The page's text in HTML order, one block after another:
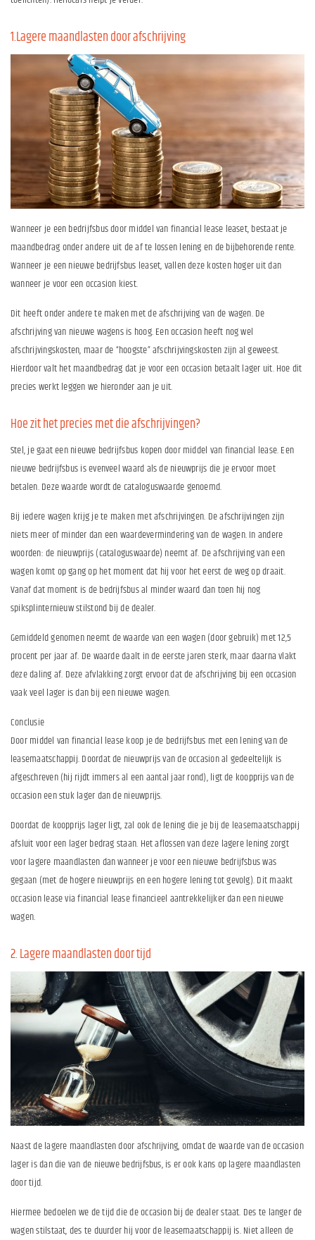
1.Lagere maandlasten door afschrijving
Wanneer je een bedrijfsbus door middel van financial lease leaset, bestaat je
maandbedrag onder andere uit de af te lossen lening en de bijbehorende rente.
Wanneer je een nieuwe bedrijfsbus leaset, vallen deze kosten hoger uit dan
wanneer je voor een occasion kiest.
Dit heeft onder andere te maken met de afschrijving van de wagen. De
afschrijving van nieuwe wagens is hoog. Een occasion heeft nog wel
afschrijvingskosten, maar de “hoogste” afschrijvingskosten zijn al geweest.
Hierdoor valt het maandbedrag dat je voor een occasion betaalt lager uit. Hoe dit
precies werkt leggen we hieronder aan je uit.
Hoe zit het precies met die afschrijvingen?
Stel, je gaat een nieuwe bedrijfsbus kopen door middel van financial lease. Een
nieuwe bedrijfsbus is evenveel waard als de nieuwprijs die je ervoor moet
betalen. Deze waarde wordt de cataloguswaarde genoemd.
Bij iedere wagen krijg je te maken met afschrijvingen. De afschrijvingen zijn
niets meer of minder dan een waardevermindering van de wagen. In andere
woorden: de nieuwprijs (cataloguswaarde) neemt af. De afschrijving van een
wagen komt op gang op het moment dat hij voor het eerst de weg op draait.
Vanaf dat moment is de bedrijfsbus al minder waard dan toen hij nog
spiksplinternieuw stilstond bij de dealer.
Gemiddeld genomen neemt de waarde van een wagen (door gebruik) met 12,5
procent per jaar af. De waarde daalt in de eerste jaren sterk, maar daarna vlakt
deze daling af. Deze afvlakking zorgt ervoor dat de afschrijving bij een occasion
vaak veel lager is dan bij een nieuwe wagen.
Conclusie
Door middel van financial lease koop je de bedrijfsbus met een lening van de
leasemaatschappij. Doordat de nieuwprijs van de occasion al gedeeltelijk is
afgeschreven (hij rijdt immers al een aantal jaar rond), ligt de koopprijs van de
occasion een stuk lager dan de nieuwprijs.
Doordat de koopprijs lager ligt, zal ook de lening die je bij de leasemaatschappij
afsluit voor een lager bedrag staan. Het aflossen van deze lagere lening zorgt
voor lagere maandlasten dan wanneer je voor een nieuwe bedrijfsbus was
gegaan (met de hogere nieuwprijs en een hogere lening tot gevolg). Dit maakt
occasion lease via financial lease financieel aantrekkelijker dan een nieuwe
wagen.
2. Lagere maandlasten door tijd
Naast de lagere maandlasten door afschrijving, omdat de waarde van de occasion
lager is dan die van de nieuwe bedrijfsbus, is er ook kans op lagere maandlasten
door tijd.
Hiermee bedoelen we de tijd die de occasion bij de dealer staat. Des te langer de
wagen stilstaat, des te duurder hij voor de leasemaatschappij is. Niet alleen de